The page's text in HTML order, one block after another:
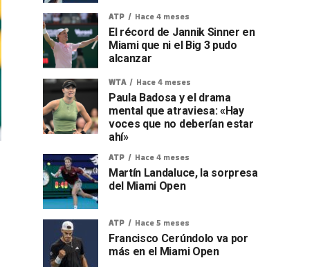
ATP Hace 4 meses
El récord de Jannik Sinner en
Miami que ni el Big 3 pudo
alcanzar
WTA Hace 4 meses
Paula Badosa y el drama
mental que atraviesa: «Hay
voces que no deberían estar
ahí»
ATP Hace 4 meses
Martín Landaluce, la sorpresa
del Miami Open
ATP Hace 5 meses
Francisco Cerúndolo va por
más en el Miami Open